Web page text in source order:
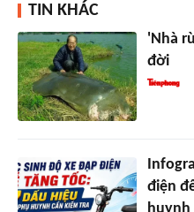
TIN KHÁC
'Nhà
đời
điện